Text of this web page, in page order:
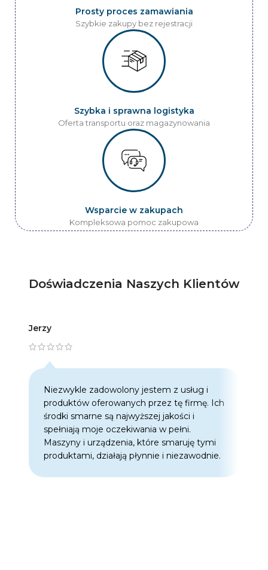
Prosty proces zamawiania
Szybkie zakupy bez rejestracji
Szybka i sprawna logistyka
Oferta transportu oraz magazynowania
Wsparcie w zakupach
Kompleksowa pomoc zakupowa
Doświadczenia Naszych Klientów
Jerzy
Niezwykle zadowolony jestem z usług i
produktów oferowanych przez tę firmę. Ich
środki smarne są najwyższej jakości i
spełniają moje oczekiwania w pełni.
Maszyny i urządzenia, które smaruję tymi
produktami, działają płynnie i niezawodnie.